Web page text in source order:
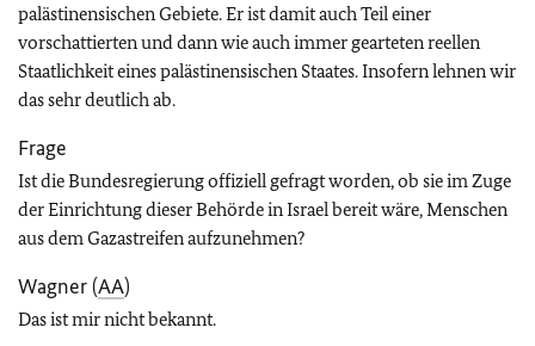
palästinensischen Gebiete. Er ist damit auch Teil einer
vorschattierten und dann wie auch immer gearteten reellen
Staatlichkeit eines palästinensischen Staates. Insofern lehnen wir
das sehr deutlich ab.
Frage
Ist die Bundesregierung offiziell gefragt worden, ob sie im Zuge
der Einrichtung dieser Behörde in Israel bereit wäre, Menschen
aus dem Gazastreifen aufzunehmen?
Wagner (AA)
Das ist mir nicht bekannt.